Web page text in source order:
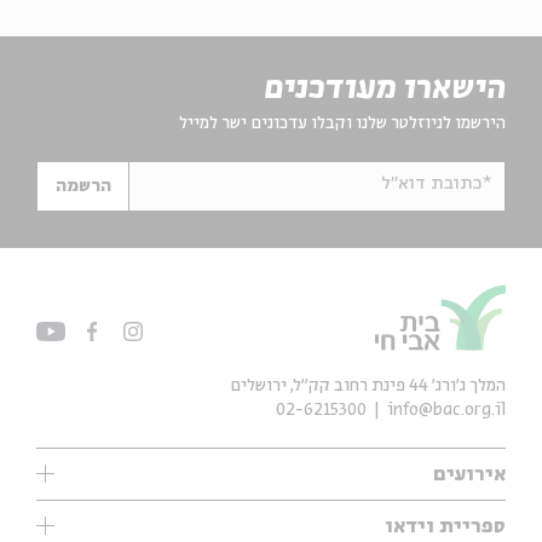
הישארו מעודכנים
הירשמו לניוזלטר שלנו וקבלו עדכונים ישר למייל
*כתובת דוא"ל הרשמה
אירועים
עיון
אנגלית
ספריית וידאו
המלך ג'ורג' 44 פינת רחוב קק״ל, ירושלים
info@bac.org.il
02-6215300